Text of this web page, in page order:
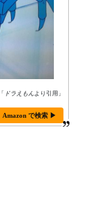
「 ドラえもん より引用」
Amazon で検索 ▶